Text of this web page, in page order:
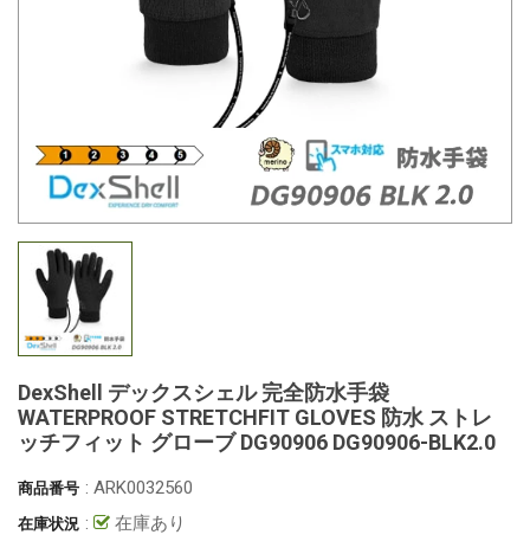
DexShell デックスシェル 完全防水手袋
WATERPROOF STRETCHFIT GLOVES 防水 ストレ
ッチフィット グローブ DG90906 DG90906-BLK2.0
商品番号 : ARK0032560
在庫状況 : 在庫あり